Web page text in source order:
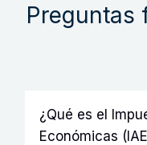
Preguntas
¿Qué es el
Económicas